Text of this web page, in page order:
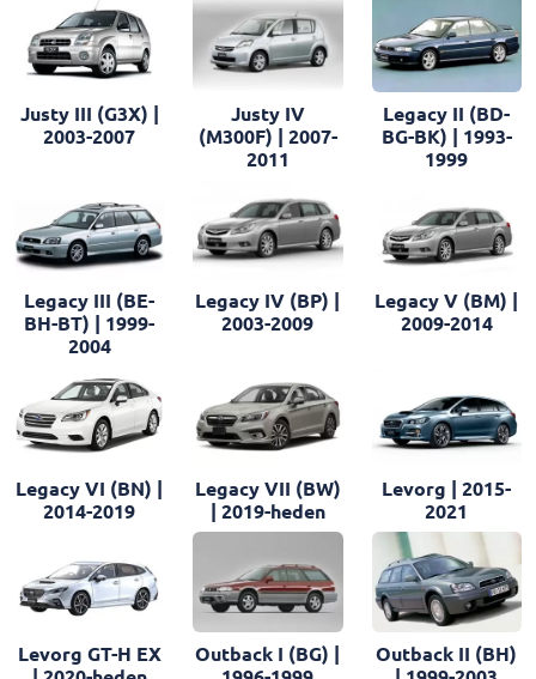
Justy III (G3X) |
2003-2007
Justy IV
(M300F) | 2007-
2011
Legacy II (BD-
BG-BK) | 1993-
1999
Legacy III (BE-
BH-BT) | 1999-
2004
Legacy IV (BP) |
2003-2009
Legacy V (BM) |
2009-2014
Legacy VI (BN) |
2014-2019
Legacy VII (BW)
| 2019-heden
Levorg | 2015-
2021
Levorg GT-H EX
Outback I (BG) |
Outback II (BH)